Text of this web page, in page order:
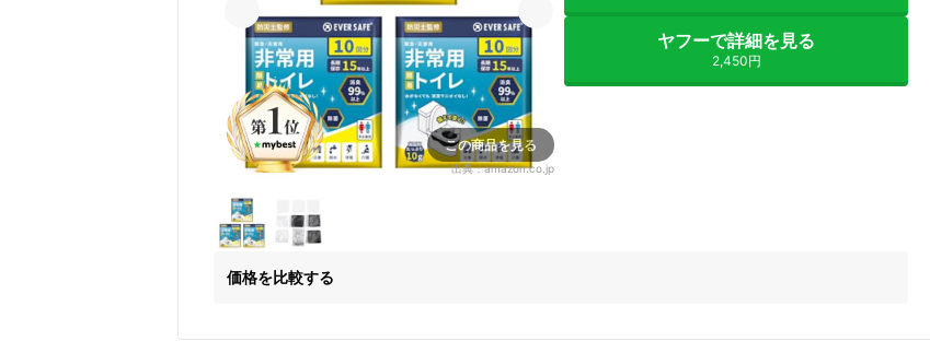
この商品を見る
出典：amazon.co.jp
ヤフーで詳細を見る
2,450円
価格を比較する